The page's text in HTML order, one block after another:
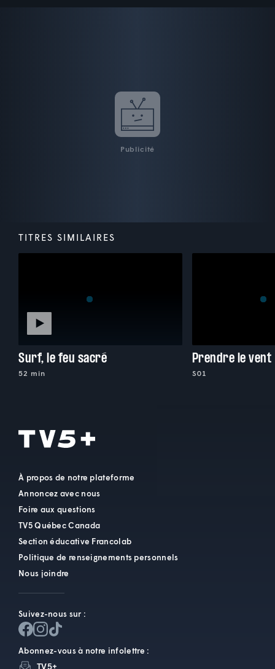
Publicité
TITRES SIMILAIRES
Surf, le feu sacré
52 min
Prendre le vent
S01
À propos de notre plateforme
Annoncez avec nous
Foire aux questions
TV5 Québec Canada
Section éducative Francolab
Politique de renseignements personnels
Nous joindre
Suivez-nous sur :
Abonnez-vous à notre infolettre :
TV5+